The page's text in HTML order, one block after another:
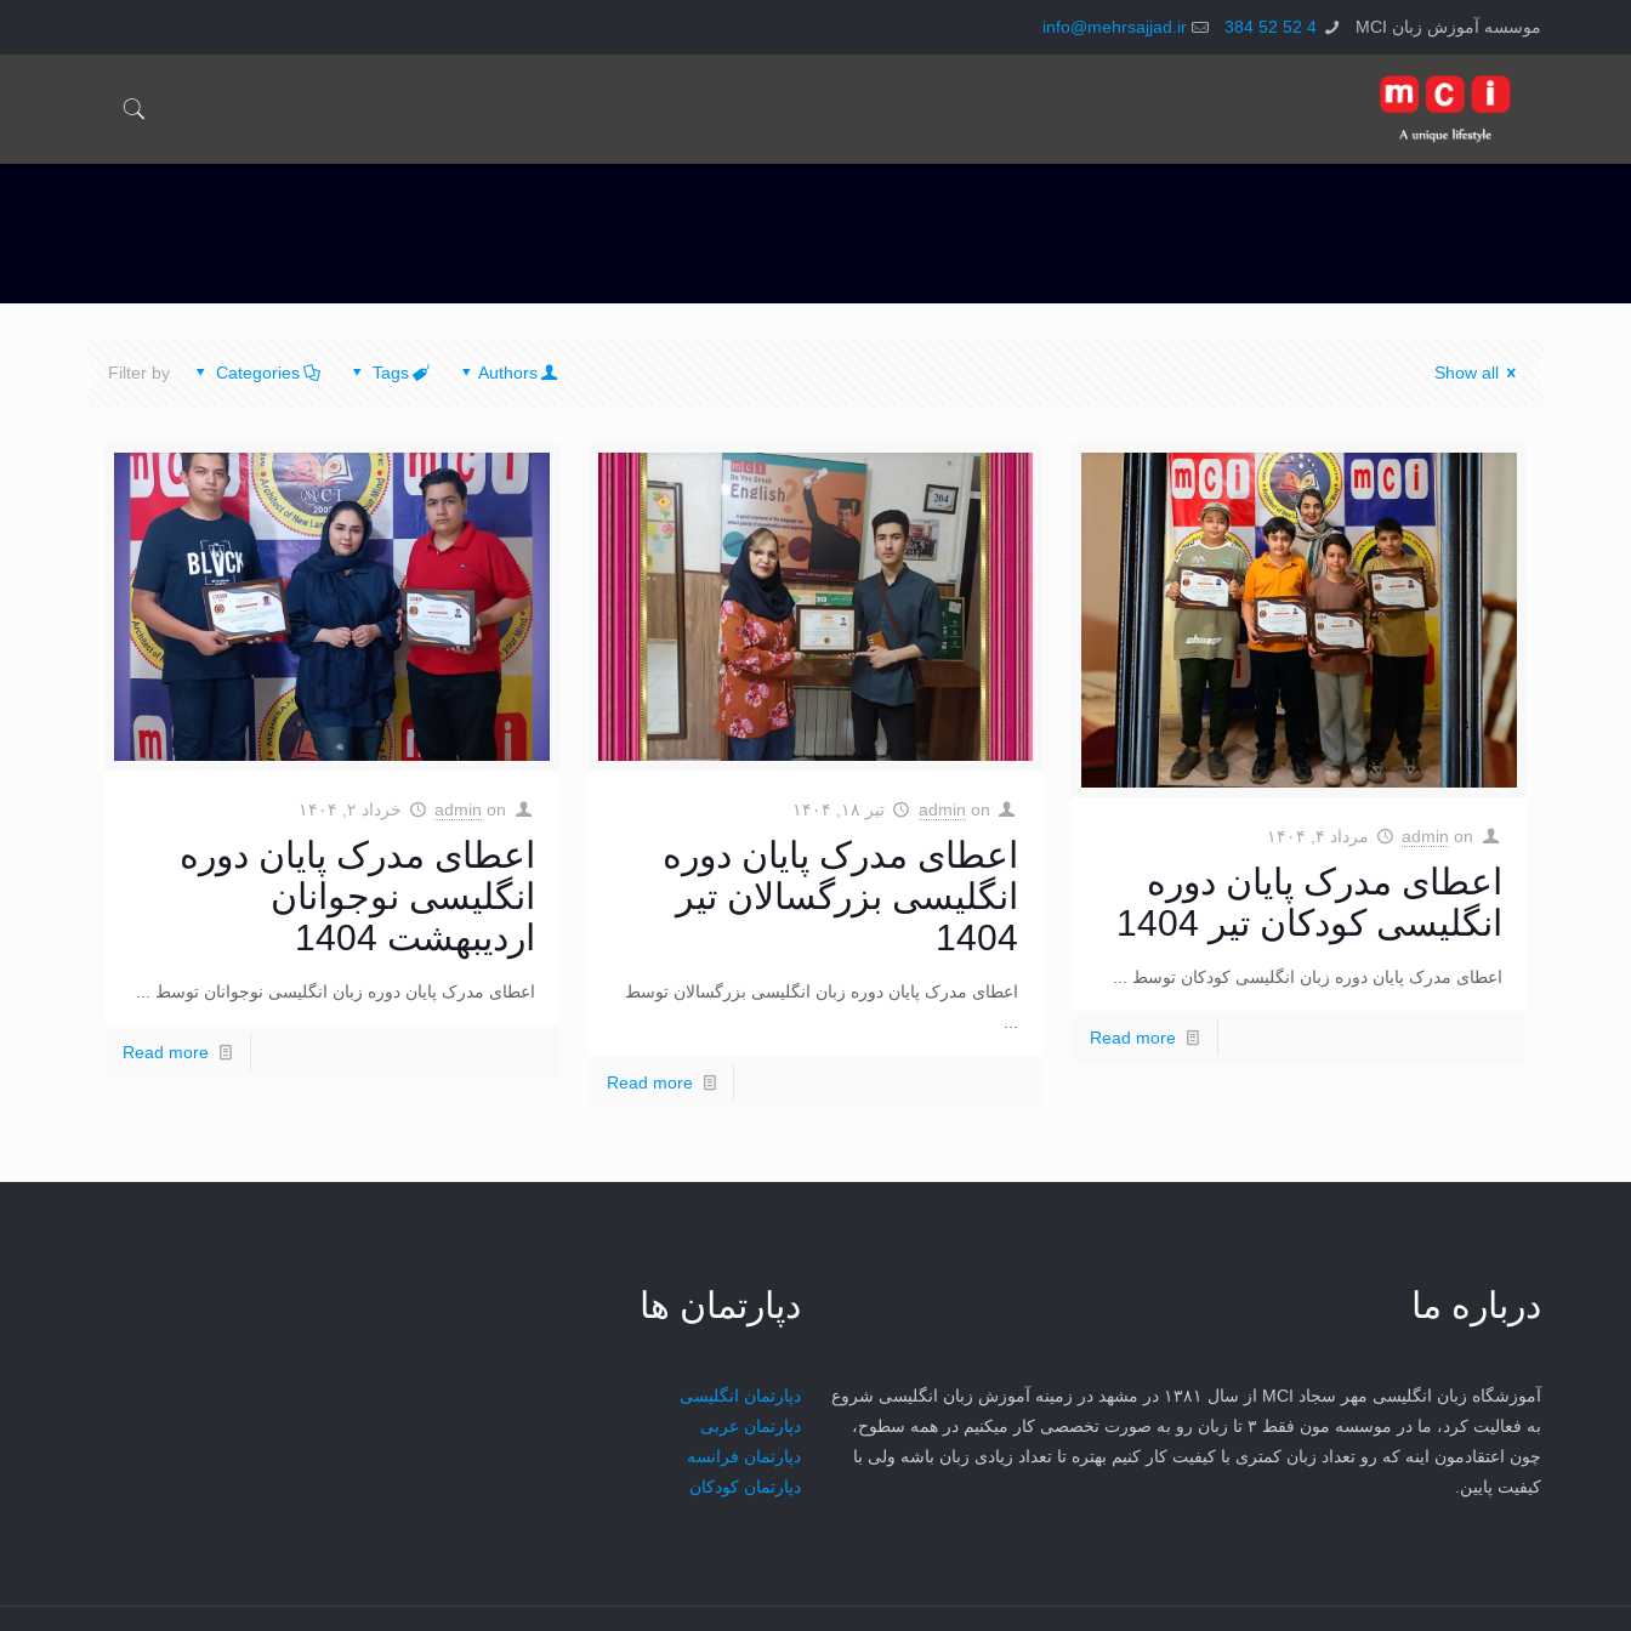
موسسه آموزش زبان MCI 4 52 52 384
info@mehrsajjad.ir
Filter by Categories Tags Authors Show all
admin on مرداد ۴, ۱۴۰۴
اعطای مدرک پایان دوره
انگلیسی کودکان تیر 1404
اعطای مدرک پایان دوره زبان انگلیسی کودکان توسط ...
Read more
admin on تیر ۱۸, ۱۴۰۴
اعطای مدرک پایان دوره
انگلیسی بزرگسالان تیر
1404
اعطای مدرک پایان دوره زبان انگلیسی بزرگسالان توسط
Read more
admin on خرداد ۲, ۱۴۰۴
اعطای مدرک پایان دوره
انگلیسی نوجوانان
اردیبهشت 1404
اعطای مدرک پایان دوره زبان انگلیسی نوجوانان توسط ...
Read more
درباره ما
آموزشگاه زبان انگلیسی مهر سجاد MCI از سال ۱۳۸۱ در مشهد در زمینه آموزش زبان انگلیسی شروع
به فعالیت کرد، ما در موسسه مون فقط ۳ تا زبان رو به صورت تخصصی کار میکنیم در همه سطوح،
چون اعتقادمون اینه که رو تعداد زبان کمتری با کیفیت کار کنیم بهتره تا تعداد زیادی زبان باشه ولی با
کیفیت پایین.
دپارتمان ها
دپارتمان انگلیسی
دپارتمان عربی
دپارتمان فرانسه
دپارتمان کودکان